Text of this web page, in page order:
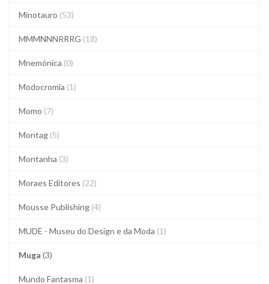
Minotauro (53)
MMMNNNRRRG (18)
Mnemónica (0)
Modocromia (1)
Momo (7)
Montag (5)
Montanha (3)
Moraes Editores (22)
Mousse Publishing (4)
MUDE - Museu do Design e da Moda (1)
Muga (3)
Mundo Fantasma (1)